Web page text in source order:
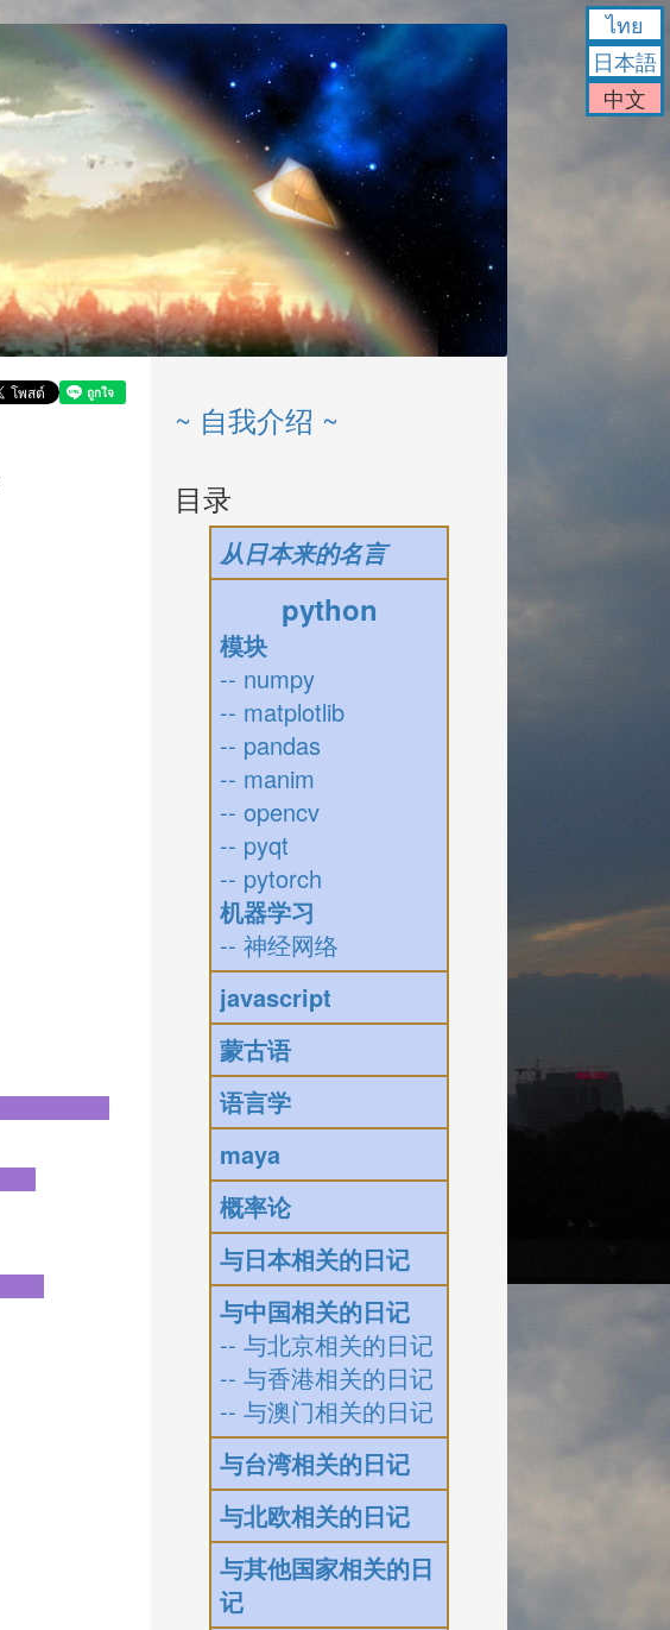
~ 自我介绍 ~
目录
从日本来的名言
python
模块
-- numpy
-- matplotlib
-- pandas
-- manim
-- opencv
-- pyqt
-- pytorch
机器学习
-- 神经网络
javascript
蒙古语
语言学
maya
概率论
与日本相关的日记
与中国相关的日记
-- 与北京相关的日记
-- 与香港相关的日记
-- 与澳门相关的日记
与台湾相关的日记
与北欧相关的日记
与其他国家相关的日
记
ไทย
日本語
中文